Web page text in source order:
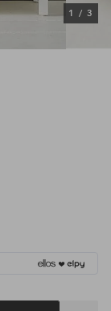
1 / 3